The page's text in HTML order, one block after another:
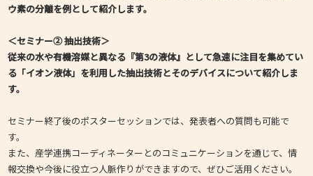
ウ素の分離を例として紹介します。
＜セミナー② 抽出技術＞
従来の水や有機溶媒と異なる『第3の液体』として急速に注目を集めてい
る「イオン液体」を利用した抽出技術とそのデバイスについて紹介しま
す。
セミナー終了後のポスターセッションでは、発表者への質問も可能で
す。
また、産学連携コーディネーターとのコミュニケーションを通じて、情
報交換や今後に役立つ人脈作りができますので、ぜひご活用ください。